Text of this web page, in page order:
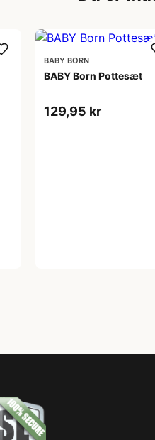
BABY BORN
BABY Born Pottesæt
129,95 kr